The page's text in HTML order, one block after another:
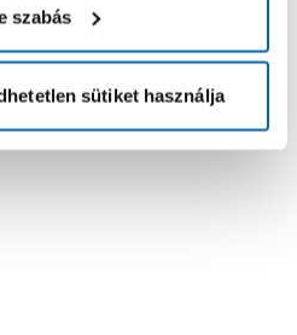
szabás
sütiket használja